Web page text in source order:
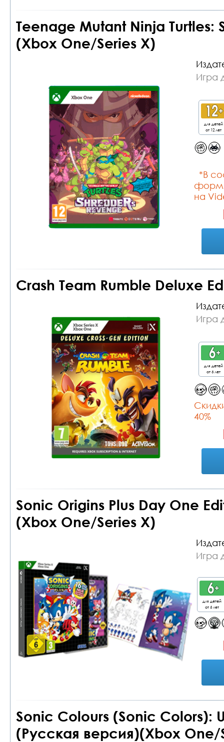
Teenage Mutant Ninja Turtles:
(Xbox One/Series X)
Игра
для детей
от 12 лет
*В
на
Crash Team Rumble Deluxe
Игра
для детей
от 6 лет
40%
Sonic Origins Plus Day One
(Xbox One/Series X)
Игра
для детей
от 6 лет
Sonic Colours (Sonic Colors):
(Русская версия)(Xbox One/